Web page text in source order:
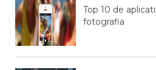
Top 10 de
fotografia